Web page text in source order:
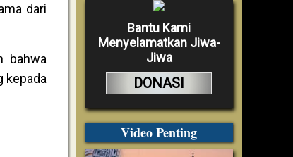
dari
bahwa
kepada
Bantu Kami
Menyelamatkan Jiwa-
Jiwa
DONASI
Video Penting